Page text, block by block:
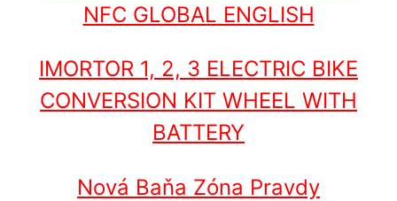
NFC GLOBAL ENGLISH
IMORTOR 1, 2, 3 ELECTRIC BIKE
CONVERSION KIT WHEEL WITH
BATTERY
Nová Baňa Zóna Pravdy